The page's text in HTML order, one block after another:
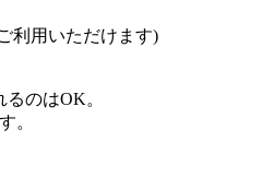
利用いただけます)
のはOK。
。